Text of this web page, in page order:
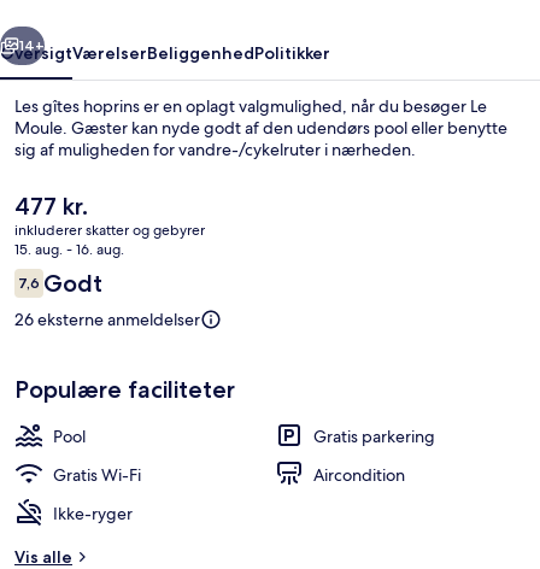
Næste
14+
OversigtVærelserBeliggenhedPolitikker
Les gîtes hoprins er en oplagt valgmulighed, når du besøger Le
Moule. Gæster kan nyde godt af den udendørs pool eller benytte
sig af muligheden for vandre-/cykelruter i nærheden.
Den
nuværende
pris
er
477 kr.
477 kr.
inkluderer skatter og gebyrer
15. aug. - 16. aug.
Anmeldelser
7,67,6 ud af 10.
Godt
26 eksterne anmeldelser
Populære faciliteter
Pool
Gratis parkering
Gratis Wi-Fi
Aircondition
Ikke-ryger
Vis alle